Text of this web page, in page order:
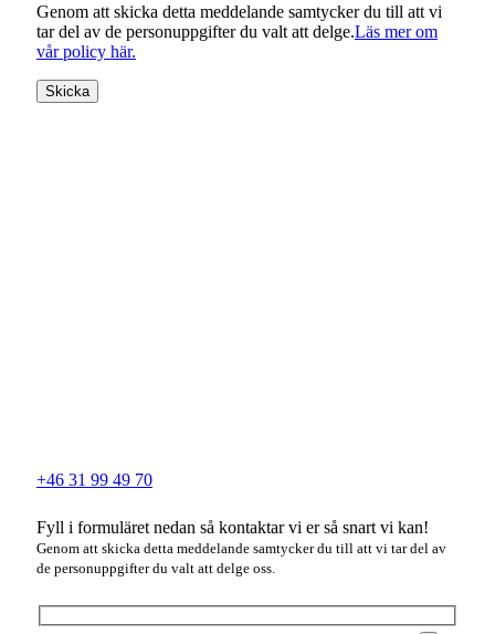
Genom att skicka detta meddelande samtycker du till att vi
tar del av de personuppgifter du valt att delge.Läs mer om
vår policy här.
Skicka
+46 31 99 49 70
Fyll i formuläret nedan så kontaktar vi er så snart vi kan!
Genom att skicka detta meddelande samtycker du till att vi tar del av
de personuppgifter du valt att delge oss.